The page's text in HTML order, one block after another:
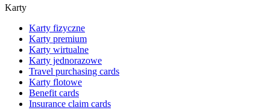
Karty
Karty fizyczne
Karty premium
Karty wirtualne
Karty jednorazowe
Travel purchasing cards
Karty flotowe
Benefit cards
Insurance claim cards